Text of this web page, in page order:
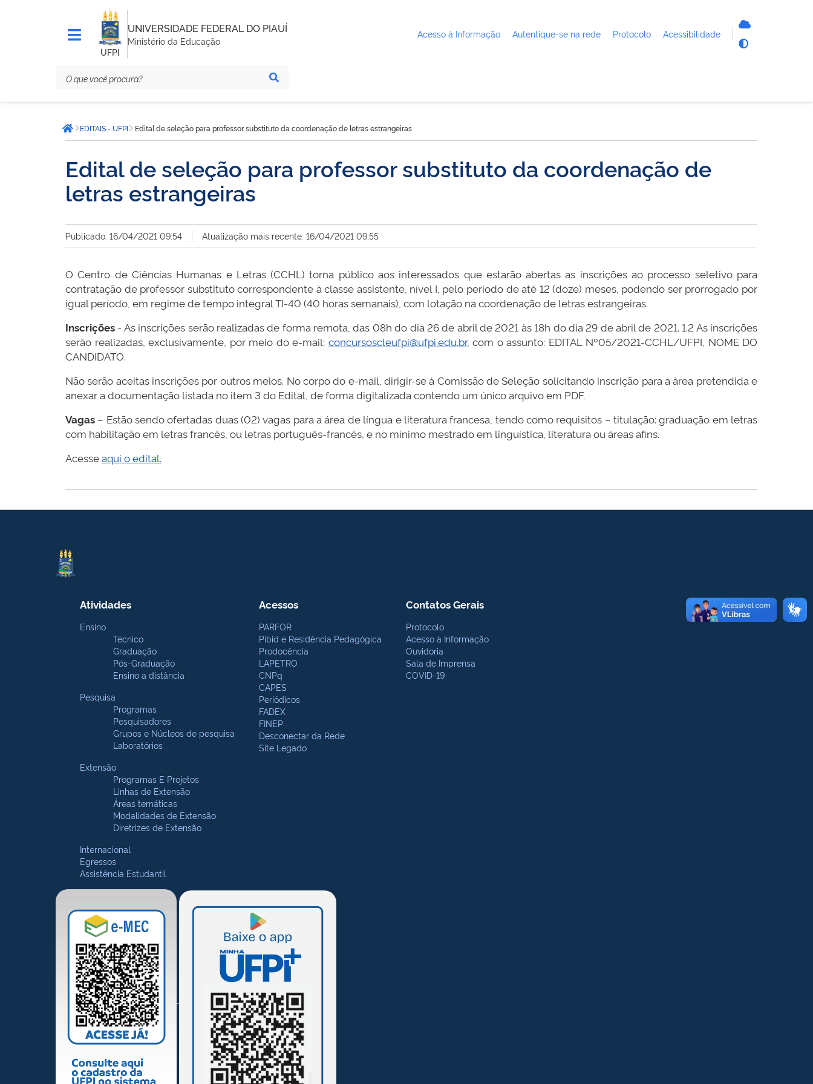
UFPI
UNIVERSIDADE FEDERAL DO PIAUÍ
Ministério da Educação
Acesso à Informação Autentique-se na rede Protocolo Acessibilidade
está
aqui:Página inicial
EDITAIS - UFPI Edital de seleção para professor substituto da coordenação de letras estrangeiras
Edital de seleção para professor substituto da coordenação de
letras estrangeiras
Publicado: 16/04/2021 09:54 Atualização mais recente: 16/04/2021 09:55
O Centro de Ciências Humanas e Letras (CCHL) torna público aos interessados que estarão abertas as inscrições ao processo seletivo para
contratação de professor substituto correspondente à classe assistente, nível I, pelo período de até 12 (doze) meses, podendo ser prorrogado por
igual período, em regime de tempo integral TI-40 (40 horas semanais), com lotação na coordenação de letras estrangeiras.
Inscrições - As inscrições serão realizadas de forma remota, das 08h do dia 26 de abril de 2021 às 18h do dia 29 de abril de 2021. 1.2 As inscrições
serão realizadas, exclusivamente, por meio do e-mail: concursoscleufpi@ufpi.edu.br, com o assunto: EDITAL Nº05/2021-CCHL/UFPI, NOME DO
CANDIDATO.
Não serão aceitas inscrições por outros meios. No corpo do e-mail, dirigir-se à Comissão de Seleção solicitando inscrição para a àrea pretendida e
anexar a documentação listada no item 3 do Edital, de forma digitalizada contendo um único arquivo em PDF.
Vagas – Estão sendo ofertadas duas (02) vagas para a área de língua e literatura francesa, tendo como requisitos – titulação: graduação em letras
com habilitação em letras francês, ou letras português-francês, e no mínimo mestrado em linguística, literatura ou áreas afins.
Acesseaqui o edital.
Atividades
Ensino
Técnico
Graduação
Pós-Graduação
Ensino a distância
Pesquisa
Programas
Pesquisadores
Grupos e Núcleos de pesquisa
Laboratórios
Extensão
Programas E Projetos
Linhas de Extensão
Áreas temáticas
Modalidades de Extensão
Diretrizes de Extensão
Internacional
Egressos
Assistência Estudantil
Acessos
PARFOR
Pibid e Residência Pedagógica
Prodocência
LAPETRO
CNPq
CAPES
Periódicos
FADEX
FINEP
Desconectar da Rede
Site Legado
Contatos Gerais
Protocolo
Acesso à Informação
Ouvidoria
Sala de Imprensa
COVID-19